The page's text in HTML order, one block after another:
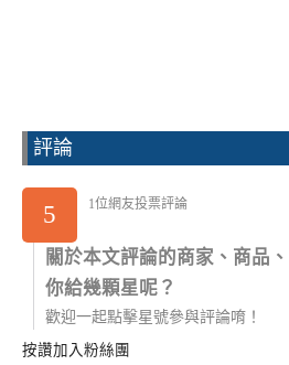
評論
5 1位網友投票評論
關於本文評論的商家、商品
你給幾顆星呢？
歡迎一起點擊星號參與評論唷！
按讚加入粉絲團